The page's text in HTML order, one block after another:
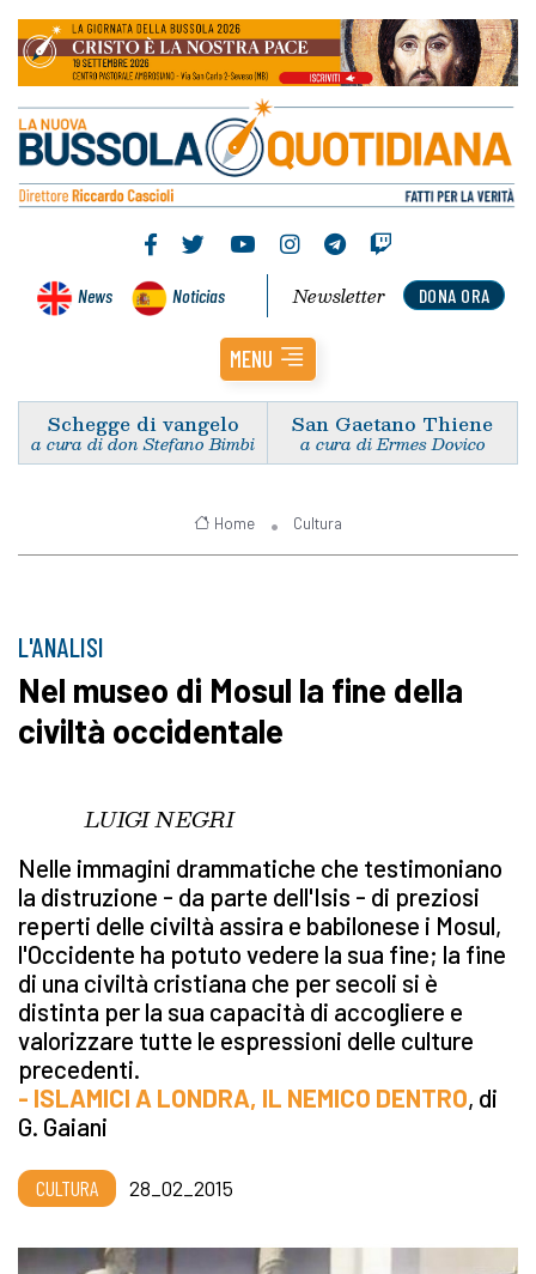
News Noticias DONA ORA
Newsletter
MENU
Schegge di vangelo
a cura di don Stefano Bimbi
San Gaetano Thiene
a cura di Ermes Dovico
Home Cultura
L'ANALISI
Nel museo di Mosul la fine della
civiltà occidentale
LUIGI NEGRI
Nelle immagini drammatiche che testimoniano
la distruzione - da parte dell'Isis - di preziosi
reperti delle civiltà assira e babilonese i Mosul,
l'Occidente ha potuto vedere la sua fine; la fine
di una civiltà cristiana che per secoli si è
distinta per la sua capacità di accogliere e
valorizzare tutte le espressioni delle culture
precedenti.
- ISLAMICI A LONDRA, IL NEMICO DENTRO, di
G. Gaiani
CULTURA 28_02_2015